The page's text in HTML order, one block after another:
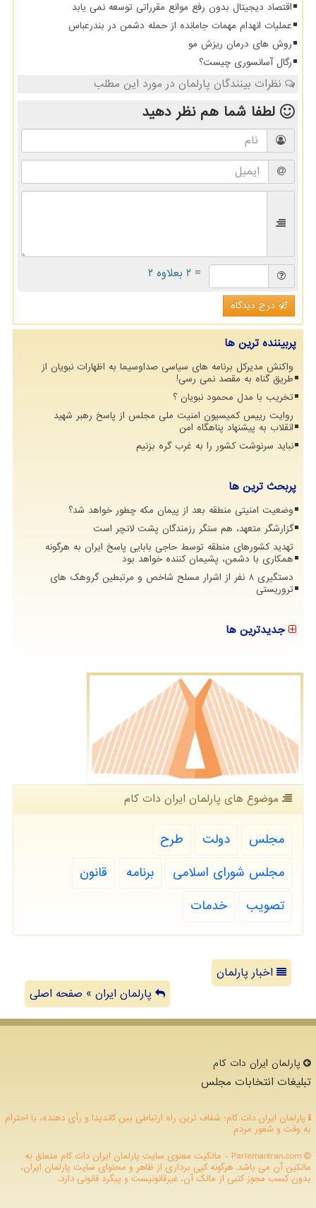
اقتصاد دیجیتال بدون رفع موانع مقرراتی توسعه نمی یابد
عملیات انهدام مهمات جامانده از حمله دشمن در بندرعباس
روش های درمان ریزش مو
رگال آسانسوری چیست؟
نظرات بینندگان پارلمان در مورد این مطلب
لطفا شما همنظر دهید
= ۲ بعلاوه ۲
درج دیدگاه
پربیننده ترین ها
واکنش مدیرکل برنامه های سیاسی صداوسیما به اظهارات نبویان از
طریق گناه به مقصد نمی رسی!
تخریب با مدل محمود نبویان ؟
روایت رییس کمیسیون امنیت ملی مجلس از پاسخ رهبر شهید
انقلاب به پیشنهاد پناهگاه امن
نباید سرنوشت کشور را به غرب گره بزنیم
پربحث ترین ها
وضعیت امنیتی منطقه بعد از پیمان مکه چطور خواهد شد؟
گزارشگر متعهد، هم سنگر رزمندگان پشت لانچر است
تهدید کشورهای منطقه توسط حاجی بابایی پاسخ ایران به هرگونه
همکاری با دشمن، پشیمان کننده خواهد بود
دستگیری 8 نفر از اشرار مسلح شاخص و مرتبطین گروهک های
تروریستی
جدیدترین ها
موضوع های پارلمان ایران دات كام
مجلس دولت
طرح
مجلس شورای اسلامی
برنامه
قانون
تصویب
خدمات
اخبار پارلمان
پارلمان ایران » صفحه اصلی
پارلمان ایران دات كام
تبلیغات انتخابات مجلس
پارلمان ایران دات کام؛ شفاف ترین راه ارتباطی بین کاندیدا و رأی دهنده، با احترام
به وقت و شعور مردم
ParlemanIran.com - مالکیت معنوی سایت پارلمان ایران دات كام متعلق به
مالکین آن می باشد. هرگونه کپی برداری از ظاهر و محتوای سایت پارلمان ایران،
بدون کسب مجوز کتبی از مالک آن، غیرقانونیست و پیگرد قانونی دارد.